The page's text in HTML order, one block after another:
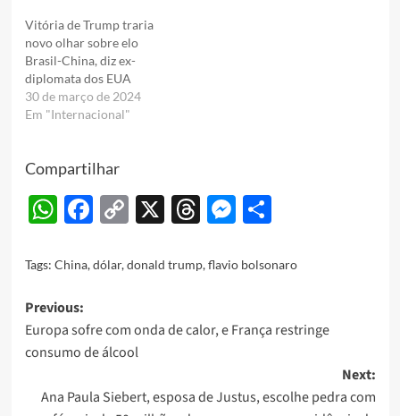
Vitória de Trump traria
novo olhar sobre elo
Brasil-China, diz ex-
diplomata dos EUA
30 de março de 2024
Em "Internacional"
Compartilhar
WhatsApp
Facebook
Copy
X Threads
Messenger
Share
Tags: China,dólar,donald trump,flavio bolsonaro
Post
navigation
Previous:
Europa sofre com onda de calor, e França restringe
consumo de álcool
Next:
Ana Paula Siebert, esposa de Justus, escolhe pedra com